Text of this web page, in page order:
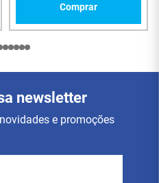
Comprar
newsletter
e promoções